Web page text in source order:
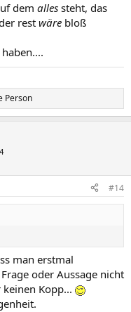
dem alles steht, das
rest wäre bloß
Person
#14
man erstmal
oder Aussage nicht
Kopp...